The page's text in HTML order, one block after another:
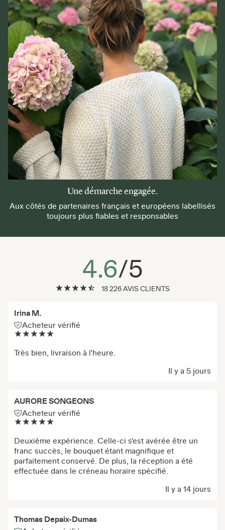
Une démarche engagée.
Aux côtés de partenaires français et européens labellisés
toujours plus fiables et responsables
4.6/5
18 226 AVIS CLIENTS
Irina M.
Acheteur vérifié
Très bien, livraison à l'heure.
Il y a 5 jours
AURORE SONGEONS
Acheteur vérifié
Deuxième expérience. Celle-ci s'est avérée être un
franc succès, le bouquet étant magnifique et
parfaitement conservé. De plus, la réception a été
effectuée dans le créneau horaire spécifié.
Il y a 14 jours
Thomas Depaix-Dumas